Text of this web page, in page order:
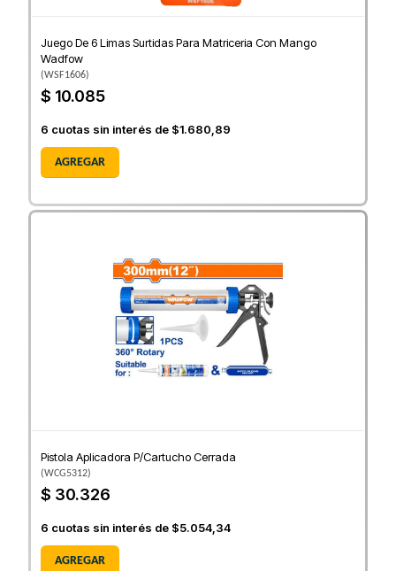
Juego De 6 Limas Surtidas Para Matriceria Con Mango
Wadfow
(WSF1606)
$ 10.085
6 cuotas sin interés de $1.680,89
AGREGAR
Pistola Aplicadora P/Cartucho Cerrada
(WCG5312)
$ 30.326
6 cuotas sin interés de $5.054,34
AGREGAR